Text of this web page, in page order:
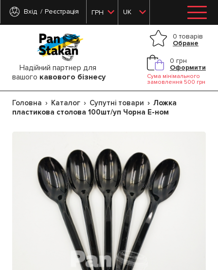
Вхід Реєстрація ГРН UK
Надійний партнер для
вашого кавового бізнесу
0 товарів
Обране
0 грн
Оформити
Сума мінімального
замовлення 500 грн
Головна Каталог Супутні товари
Ложка
пластикова столова 100шт/уп Чорна Е-ном